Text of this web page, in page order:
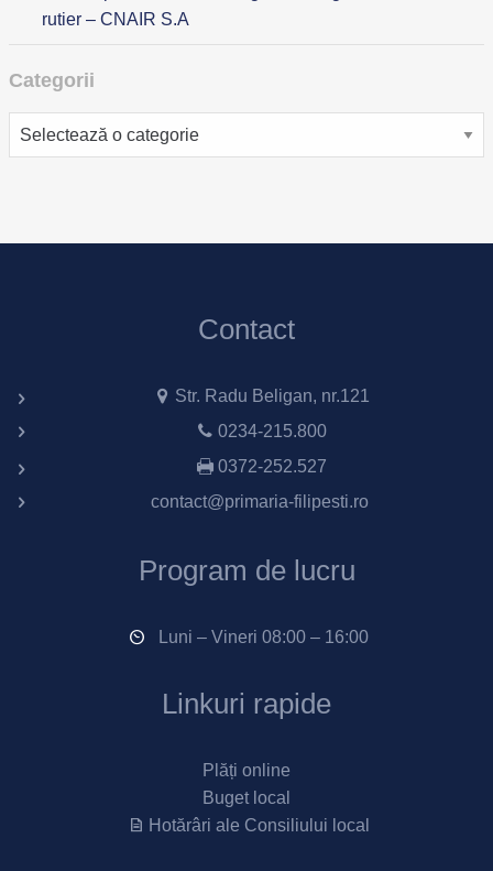
rutier – CNAIR S.A
Categorii
Categorii
Contact
Str. Radu Beligan, nr.121
0234-215.800
0372-252.527
contact@primaria-filipesti.ro
Program de lucru
Luni – Vineri 08:00 – 16:00
Linkuri rapide
Plăți online
Buget local
Hotărâri ale Consiliului local